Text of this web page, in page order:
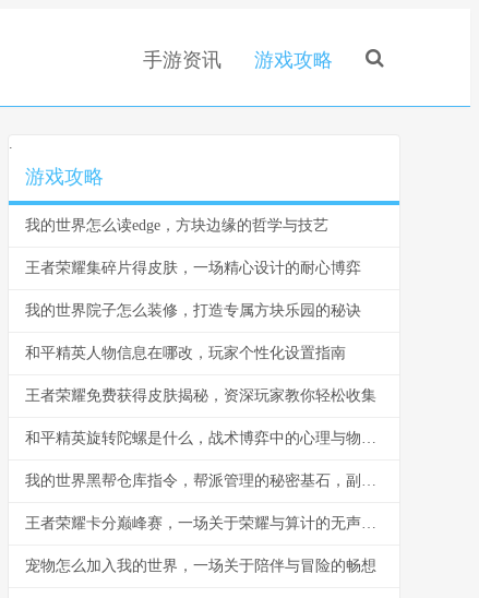
手游资讯 游戏攻略
.
游戏攻略
我的世界怎么读edge，方块边缘的哲学与技艺
王者荣耀集碎片得皮肤，一场精心设计的耐心博弈
我的世界院子怎么装修，打造专属方块乐园的秘诀
和平精英人物信息在哪改，玩家个性化设置指南
王者荣耀免费获得皮肤揭秘，资深玩家教你轻松收集
和平精英旋转陀螺是什么，战术博弈中的心理与物理轴心
我的世界黑帮仓库指令，帮派管理的秘密基石，副标题，指令构筑的地下秩序与财富堡垒
王者荣耀卡分巅峰赛，一场关于荣耀与算计的无声战争
宠物怎么加入我的世界，一场关于陪伴与冒险的畅想